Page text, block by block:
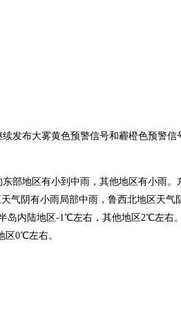
续发布大雾黄色预警信号和霾橙色预警
部地区有小到中雨，其他地区有小雨。
气阴有小雨局部中雨，鲁西北地区天
岛内陆地区-1℃左右，其他地区2℃左右
区0℃左右。